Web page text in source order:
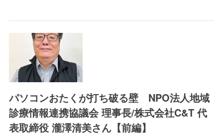
パソコンおたくが打ち破る壁 NPO法人地域
診療情報連携協議会 理事長/株式会社C&T 代
表取締役 瀧澤清美さん【前編】